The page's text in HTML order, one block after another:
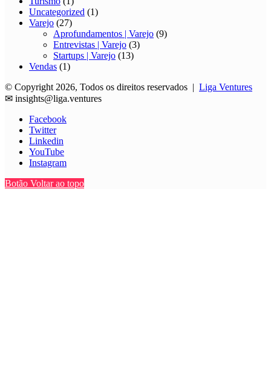
Uncategorized (1)
Varejo (27)
Aprofundamentos | Varejo (9)
Entrevistas | Varejo (3)
Startups | Varejo (13)
Vendas (1)
© Copyright 2026, Todos os direitos reservados | Liga Ventures
✉ insights@liga.ventures
Facebook
Twitter
Linkedin
YouTube
Instagram
Botão Voltar ao topo